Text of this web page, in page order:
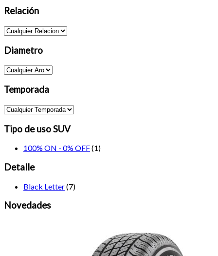
Relación
Diametro
Temporada
Tipo de uso SUV
100% ON - 0% OFF(1)
Detalle
Black Letter(7)
Novedades